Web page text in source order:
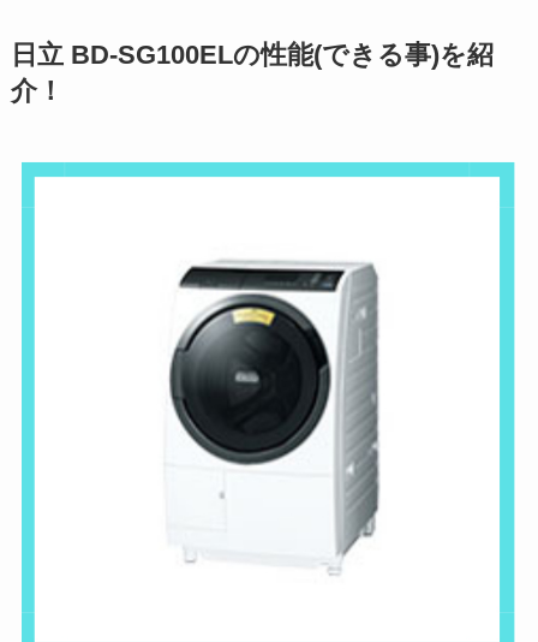
日立 BD-SG100ELの性能(できる事)を紹
介！